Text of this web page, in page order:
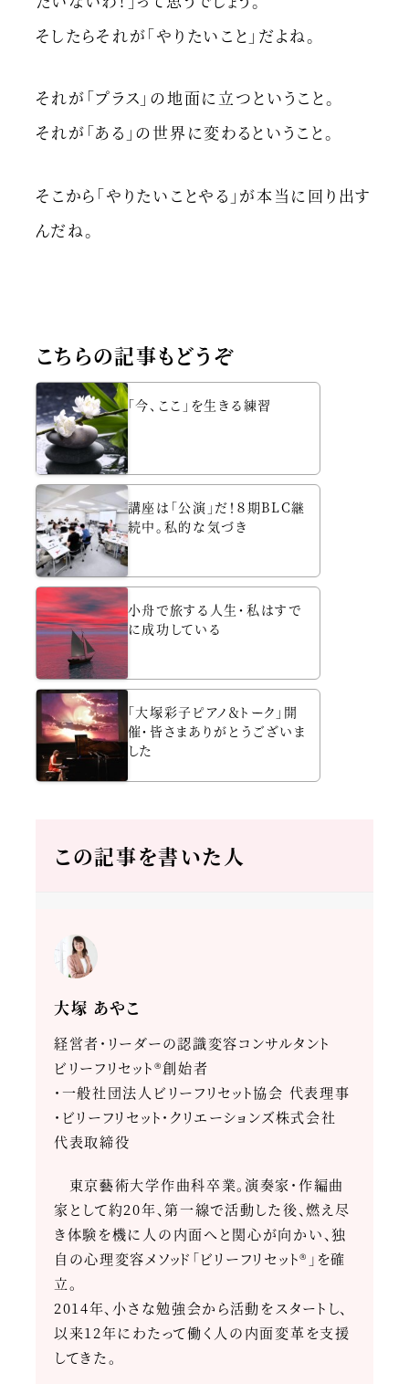
そしたらそれが「やりたいこと」だよね。
それが「プラス」の地面に立つということ。
それが「ある」の世界に変わるということ。
そこから「やりたいことやる」が本当に回り出す
んだね。
こちらの記事もどうぞ
「今、ここ」を生きる練習
講座は「公演」だ！８期BLC継
続中。私的な気づき
小舟で旅する人生・私はすで
に成功している
「大塚彩子ピアノ＆トーク」開
催・皆さまありがとうございま
した
この記事を書いた人
大塚 あやこ
経営者・リーダーの認識変容コンサルタント
ビリーフリセット®創始者
・一般社団法人ビリーフリセット協会 代表理事
・ビリーフリセット・クリエーションズ株式会社
代表取締役
東京藝術大学作曲科卒業。演奏家・作編曲
家として約20年、第一線で活動した後、燃え尽
き体験を機に人の内面へと関心が向かい、独
自の心理変容メソッド「ビリーフリセット®」を確
立。
2014年、小さな勉強会から活動をスタートし、
以来12年にわたって働く人の内面変革を支援
してきた。